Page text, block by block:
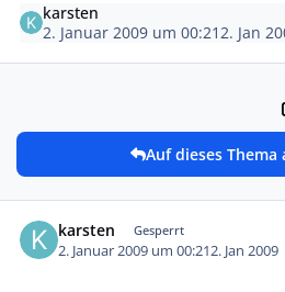
karsten
2. Januar 2009 um 00:21 2. Jan
Auf dieses
karsten Gesperrt
2. Januar 2009 um 00:212. Jan 2009